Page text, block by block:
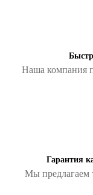
Наша компания
Гарантия
Мы предлагаем